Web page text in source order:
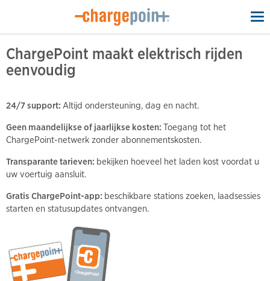
ChargePoint maakt elektrisch rijden
eenvoudig
24/7 support: Altijd ondersteuning, dag en nacht.
Geen maandelijkse of jaarlijkse kosten: Toegang tot het
ChargePoint-netwerk zonder abonnementskosten.
Transparante tarieven: bekijken hoeveel het laden kost voordat u
uw voertuig aansluit.
Gratis ChargePoint-app: beschikbare stations zoeken, laadsessies
starten en statusupdates ontvangen.